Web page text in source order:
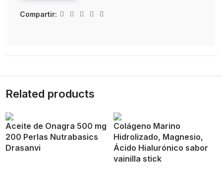
Compartir:
Related products
Aceite de Onagra 500 mg
200 Perlas Nutrabasics
Drasanvi
Colágeno Marino
Hidrolizado, Magnesio,
Ácido Hialurónico sabor
vainilla stick